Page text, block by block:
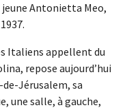
jeune Antonietta Meo,
Italiens appellent du
repose aujourd’hui
Jérusalem, sa
une salle, à gauche,